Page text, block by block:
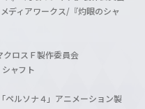
ディアワークス/『灼眼のシャ
ロスＦ製作委員会
ャフト
ルソナ４」アニメーション製